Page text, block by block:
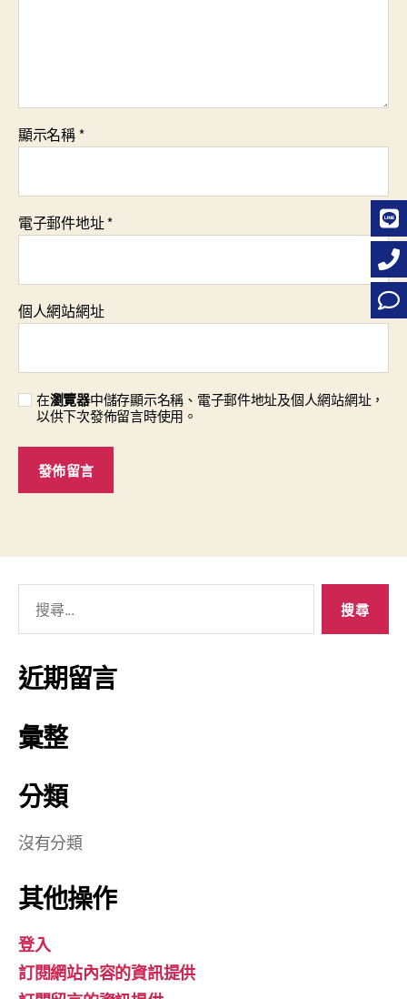
顯示名稱*
電子郵件地址*
個人網站網址
在瀏覽器中儲存顯示名稱、電子郵件地址及個人網站網址，
以供下次發佈留言時使用。
近期留言
彙整
分類
沒有分類
其他操作
登入
訂閱網站內容的資訊提供